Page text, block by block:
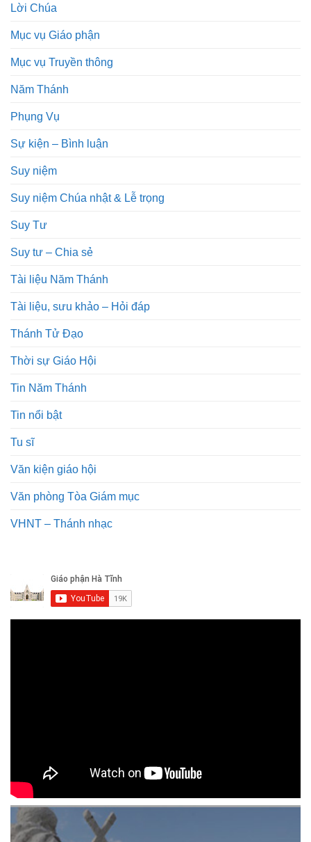
Lời Chúa
Mục vụ Giáo phận
Mục vụ Truyền thông
Năm Thánh
Phụng Vụ
Sự kiện – Bình luận
Suy niệm
Suy niệm Chúa nhật & Lễ trọng
Suy Tư
Suy tư – Chia sẻ
Tài liệu Năm Thánh
Tài liệu, sưu khảo – Hỏi đáp
Thánh Tử Đạo
Thời sự Giáo Hội
Tin Năm Thánh
Tin nổi bật
Tu sĩ
Văn kiện giáo hội
Văn phòng Tòa Giám mục
VHNT – Thánh nhạc